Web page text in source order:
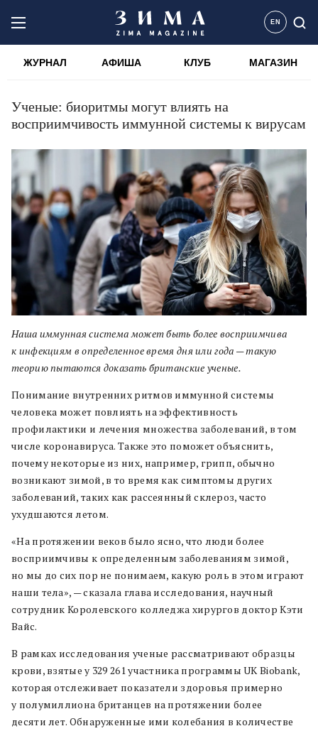
EN
ЖУРНАЛ АФИША КЛУБ МАГАЗИН
Ученые: биоритмы могут влиять на
восприимчивость иммунной системы к вирусам
Наша иммунная система может быть более восприимчива
к инфекциям в определенное время дня или года — такую
теорию пытаются доказать британские ученые.
Понимание внутренних ритмов иммунной системы
человека может повлиять на эффективность
профилактики и лечения множества заболеваний, в том
числе коронавируса. Также это поможет объяснить,
почему некоторые из них, например, грипп, обычно
возникают зимой, в то время как симптомы других
заболеваний, таких как рассеянный склероз, часто
ухудшаются летом.
«На протяжении веков было ясно, что люди более
восприимчивы к определенным заболеваниям зимой,
но мы до сих пор не понимаем, какую роль в этом играют
наши тела», — сказала глава исследования, научный
сотрудник Королевского колледжа хирургов доктор Кэти
Вайс.
В рамках исследования ученые рассматривают образцы
крови, взятые у 329 261 участника программы UK Biobank,
которая отслеживает показатели здоровья примерно
у полумиллиона британцев на протяжении более
десяти лет. Обнаруженные ими колебания в количестве